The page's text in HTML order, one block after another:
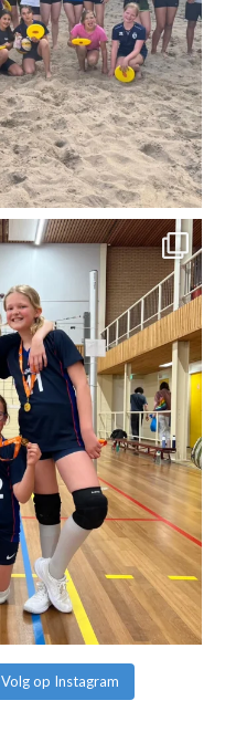
Volg op Instagram